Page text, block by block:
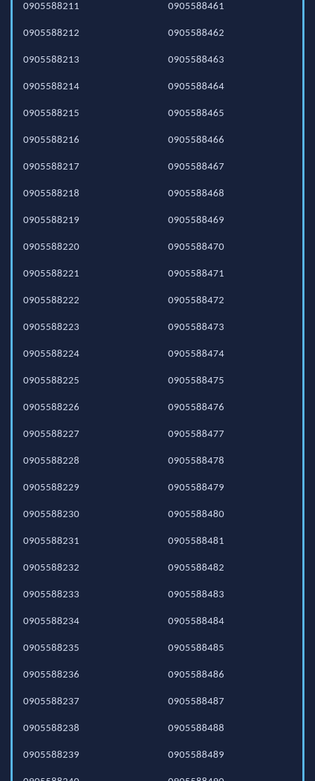
0905588211
0905588212
0905588213
0905588214
0905588215
0905588216
0905588217
0905588218
0905588219
0905588220
0905588221
0905588222
0905588223
0905588224
0905588225
0905588226
0905588227
0905588228
0905588229
0905588230
0905588231
0905588232
0905588233
0905588234
0905588235
0905588236
0905588237
0905588238
0905588239
0905588461
0905588462
0905588463
0905588464
0905588465
0905588466
0905588467
0905588468
0905588469
0905588470
0905588471
0905588472
0905588473
0905588474
0905588475
0905588476
0905588477
0905588478
0905588479
0905588480
0905588481
0905588482
0905588483
0905588484
0905588485
0905588486
0905588487
0905588488
0905588489